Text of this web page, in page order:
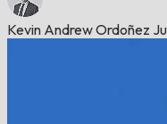
Kevin Andrew Ordoñez